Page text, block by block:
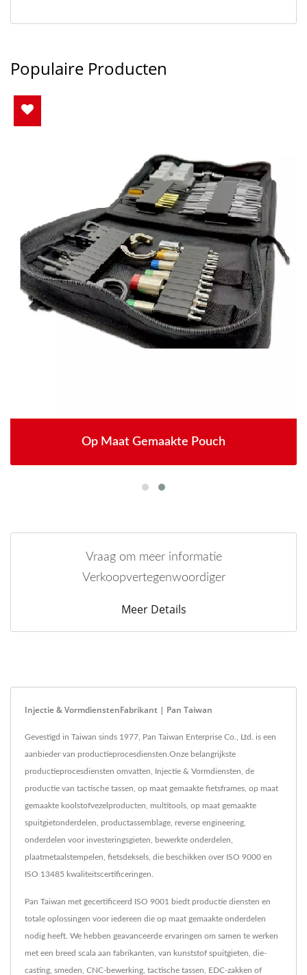
Populaire Producten
Op Maat Gemaakte Pouch
Vraag om meer informatie
Verkoopvertegenwoordiger
Meer Details
Injectie & VormdienstenFabrikant | Pan Taiwan
Gevestigd in Taiwan sinds 1977, Pan Taiwan Enterprise Co., Ltd. is een
aanbieder van productieprocesdiensten.Onze belangrijkste
productieprocesdiensten omvatten, Injectie & Vormdiensten, de
productie van tactische tassen, op maat gemaakte fietsframes, op maat
gemaakte koolstofvezelproducten, multitools, op maat gemaakte
spuitgietonderdelen, productassemblage, reverse engineering,
onderdelen voor investeringsgieten, bewerkte onderdelen,
plaatmetaalstempelen, fietsdeksels, die beschikken over ISO 9000 en
ISO 13485 kwaliteitscertificeringen.
Pan Taiwan met gecertificeerd ISO 9001 biedt productie diensten en
totale oplossingen voor iedereen die op maat gemaakte onderdelen
nodig heeft. We hebben geavanceerde ervaringen om samen te werken
met een breed scala aan fabrikanten, van kunststof spuitgieten, die-
casting, smeden, CNC-bewerking, tactische tassen, EDC-zakken of